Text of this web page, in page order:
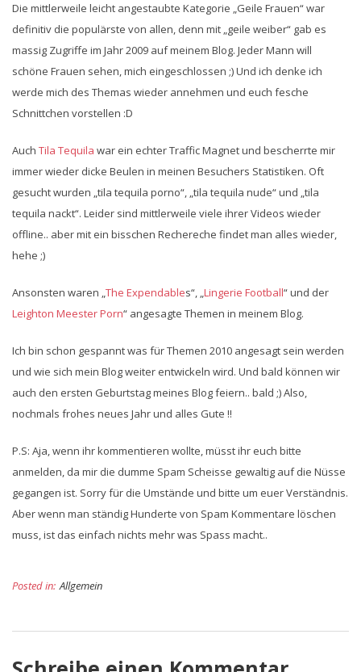
Die mittlerweile leicht angestaubte Kategorie „Geile Frauen“ war
definitiv die populärste von allen, denn mit „geile weiber“ gab es
massig Zugriffe im Jahr 2009 auf meinem Blog. Jeder Mann will
schöne Frauen sehen, mich eingeschlossen ;) Und ich denke ich
werde mich des Themas wieder annehmen und euch fesche
Schnittchen vorstellen :D
Auch Tila Tequila war ein echter Traffic Magnet und bescherrte mir
immer wieder dicke Beulen in meinen Besuchers Statistiken. Oft
gesucht wurden „tila tequila porno“, „tila tequila nude“ und „tila
tequila nackt“. Leider sind mittlerweile viele ihrer Videos wieder
offline.. aber mit ein bisschen Rechereche findet man alles wieder,
hehe ;)
Ansonsten waren „The Expendables“, „Lingerie Football“ und der
Leighton Meester Porn“ angesagte Themen in meinem Blog.
Ich bin schon gespannt was für Themen 2010 angesagt sein werden
und wie sich mein Blog weiter entwickeln wird. Und bald können wir
auch den ersten Geburtstag meines Blog feiern.. bald ;) Also,
nochmals frohes neues Jahr und alles Gute !!
P.S: Aja, wenn ihr kommentieren wollte, müsst ihr euch bitte
anmelden, da mir die dumme Spam Scheisse gewaltig auf die Nüsse
gegangen ist. Sorry für die Umstände und bitte um euer Verständnis.
Aber wenn man ständig Hunderte von Spam Kommentare löschen
muss, ist das einfach nichts mehr was Spass macht..
Posted in: Allgemein